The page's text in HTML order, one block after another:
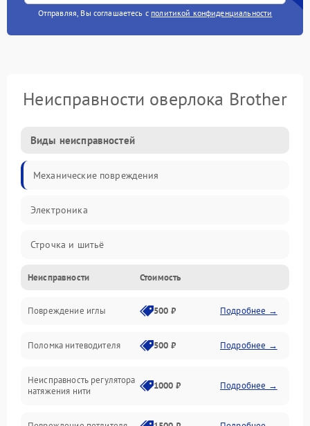
Отправляя, Вы соглашаетесь с политикой конфиденциальности
Неисправности оверлока Brother
Виды неисправностей
Механические повреждения
Электроника
Строчка и шитьё
Прочие неисправности
Подача ткани
Игловодитель и механизмы
Ножи и обрезка
Шпульки, нити и заправка
Неисправности Стоимость
Повреждение иглы 500 ₽ Подробнее →
Поломка нитеводителя 500 ₽ Подробнее →
Неисправность регулятора
натяжения нити
1000 ₽ Подробнее →